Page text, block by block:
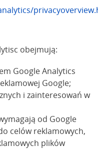
obejmują:
Google Analytics
Google;
i zainteresowań w
od Google
celów reklamowych,
plików